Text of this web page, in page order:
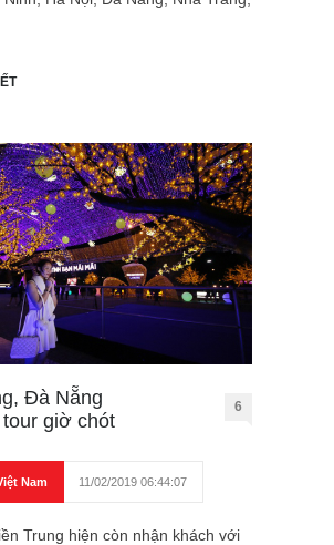
Đà Nẵng
tour giờ chót
6
Nam 11/02/2019 06:44:07
Trung hiện còn nhận khách với